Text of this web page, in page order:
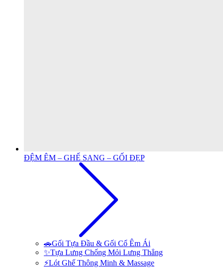
ĐỆM ÊM – GHẾ SANG – GỐI ĐẸP
🚗Gối Tựa Đầu & Gối Cổ Êm Ái
✨Tựa Lưng Chống Mỏi Lưng Thẳng
⚡Lót Ghế Thông Minh & Massage